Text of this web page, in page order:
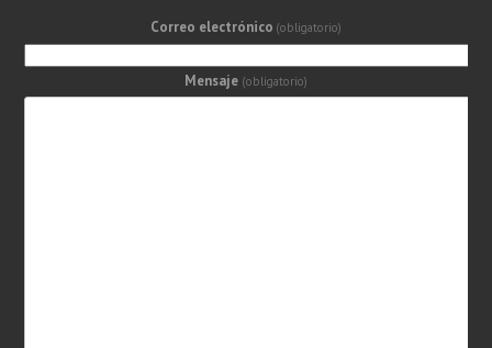
Correo electrónico (obligatorio)
Mensaje (obligatorio)